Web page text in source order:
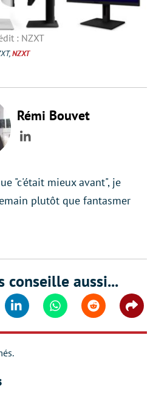
: NZXT
NZXT
Rémi Bouvet
LinkedIn
"c'était mieux avant", je
plutôt que fantasmer
conseille aussi...
Linkedin WhatsappReddit